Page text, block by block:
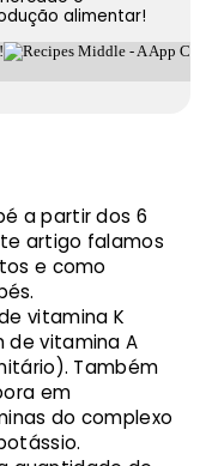
alimentar!
a partir dos 6
artigo falamos
e como
vitamina K
de vitamina A
Também
em
do complexo